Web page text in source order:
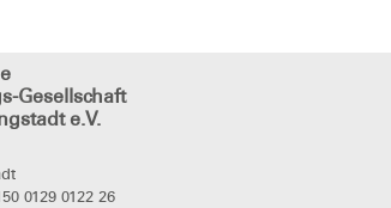
Gesellschaft
e.V.
0129 0122 26